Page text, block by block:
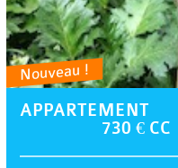
Nouveau !
APPARTEMENT
730 € CC